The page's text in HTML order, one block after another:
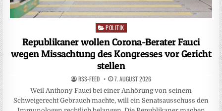
Posted
in
POLITIK
Republikaner wollen Corona-Berater Fauci
wegen Missachtung des Kongresses vor Gericht
stellen
RSS-FEED 7. AUGUST 2026
Weil Anthony Fauci bei einer Anhörung von seinem
Schweigerecht Gebrauch machte, will ein Senatsausschuss den